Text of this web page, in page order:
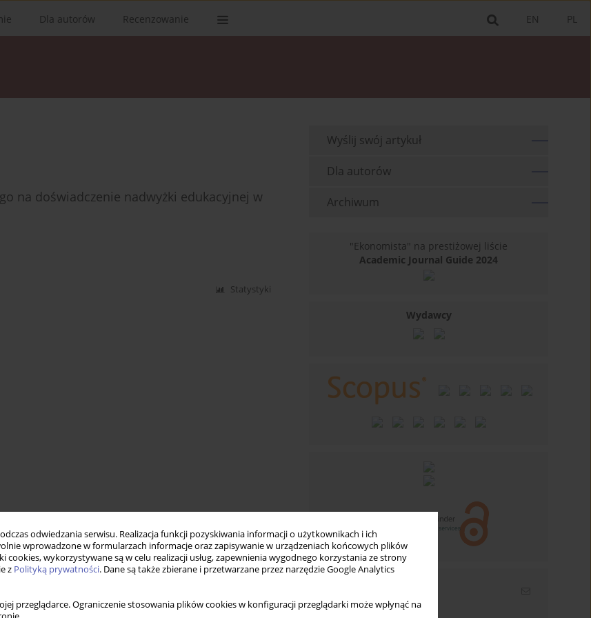
odwiedzania serwisu. Realizacja funkcji pozyskiwania informacji o użytkownikach i ich
wprowadzone w formularzach informacje oraz zapisywanie w urządzeniach końcowych plików
cookies, wykorzystywane są w celu realizacji usług, zapewnienia wygodnego korzystania ze strony
z Polityką prywatności. Dane są także zbierane i przetwarzane przez narzędzie Google Analytics
przeglądarce. Ograniczenie stosowania plików cookies w konfiguracji przeglądarki może wpłynąć na
PL
EN
Dla autorów Recenzowanie
na doświadczenie nadwyżki edukacyjnej w
Statystyki
Wyślij swój artykuł
Dla autorów
Archiwum
"Ekonomista" na prestiżowej liście
Academic Journal Guide 2024
Wydawcy